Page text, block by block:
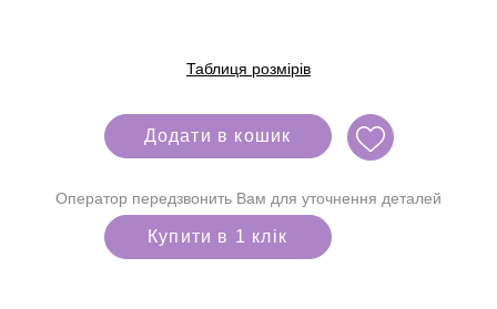
Таблиця розмірів
Додати в кошик
Оператор передзвонить Вам для уточнення деталей
Купити в 1 клік